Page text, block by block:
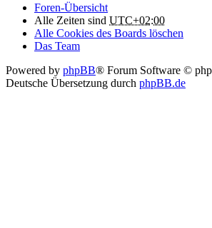
Foren-Übersicht
Alle Zeiten sind UTC+02:00
Alle Cookies des Boards löschen
Das Team
Powered by phpBB® Forum Software ©
Deutsche Übersetzung durch phpBB.de